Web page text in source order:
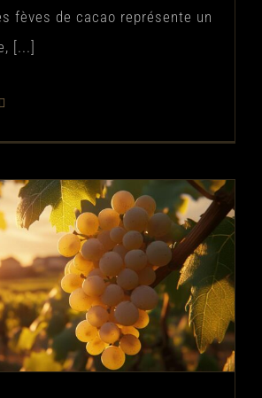
fèves de cacao représente un
[...]
l’Albarino : Guide
cepage aux aromes
et fruites
Non classé